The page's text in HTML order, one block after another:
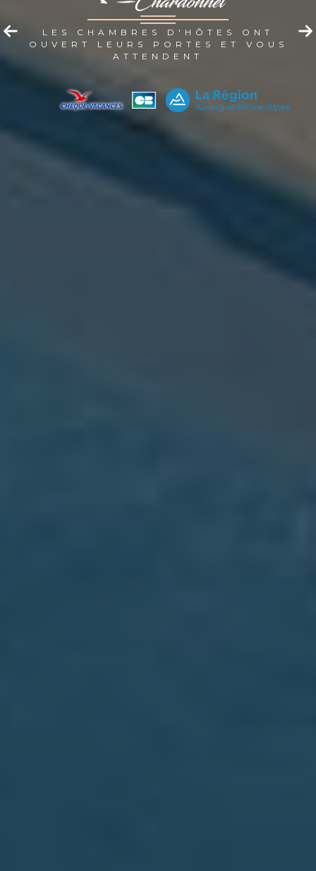
LES CHAMBRES D'HÔTES ONT
OUVERT LEURS PORTES ET VOUS
ATTENDENT